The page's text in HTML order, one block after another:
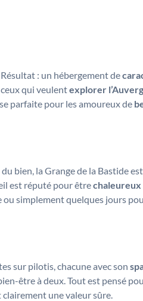
: un hébergement de
ceux qui veulentexplorer
parfaite pour les amoureux de
bien, la Grange de la Bastide
est réputé pour être
ou simplement quelques jours
sur pilotis, chacune avec son
être à deux. Tout est pensé
clairement une valeur sûre.